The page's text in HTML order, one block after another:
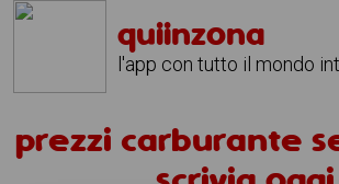
quiinzona
l'app con tutto il mondo
prezzi carburante